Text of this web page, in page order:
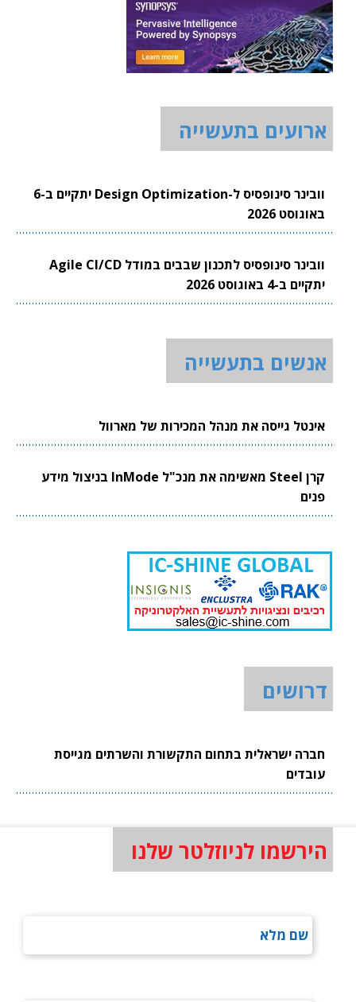
ארועים בתעשייה
וובינר סינופסיס ל-Design Optimization יתקיים ב-6
באוגוסט 2026
וובינר סינופסיס לתכנון שבבים במודל Agile CI/CD
יתקיים ב-4 באוגוסט 2026
אנשים בתעשייה
אינטל גייסה את מנהל המכירות של מארוול
קרן Steel מאשימה את מנכ"ל InMode בניצול מידע
פנים
דרושים
חברה ישראלית בתחום התקשורת והשרתים מגייסת
עובדים
הירשמו לניוזלטר שלנו